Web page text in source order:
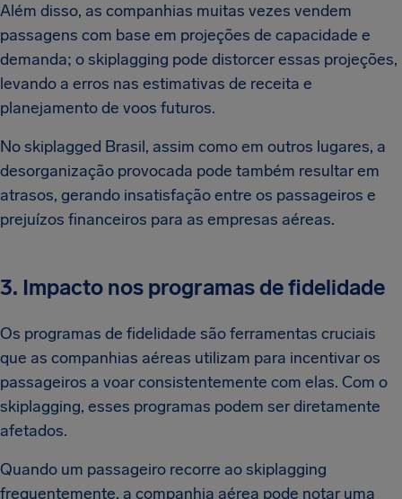
Além disso, as companhias muitas vezes vendem
passagens com base em projeções de capacidade e
demanda; o skiplagging pode distorcer essas projeções,
levando a erros nas estimativas de receita e
planejamento de voos futuros.
No skiplagged Brasil, assim como em outros lugares, a
desorganização provocada pode também resultar em
atrasos, gerando insatisfação entre os passageiros e
prejuízos financeiros para as empresas aéreas.
3. Impacto nos programas de fidelidade
Os programas de fidelidade são ferramentas cruciais
que as companhias aéreas utilizam para incentivar os
passageiros a voar consistentemente com elas. Com o
skiplagging, esses programas podem ser diretamente
afetados.
Quando um passageiro recorre ao skiplagging
frequentemente, a companhia aérea pode notar uma